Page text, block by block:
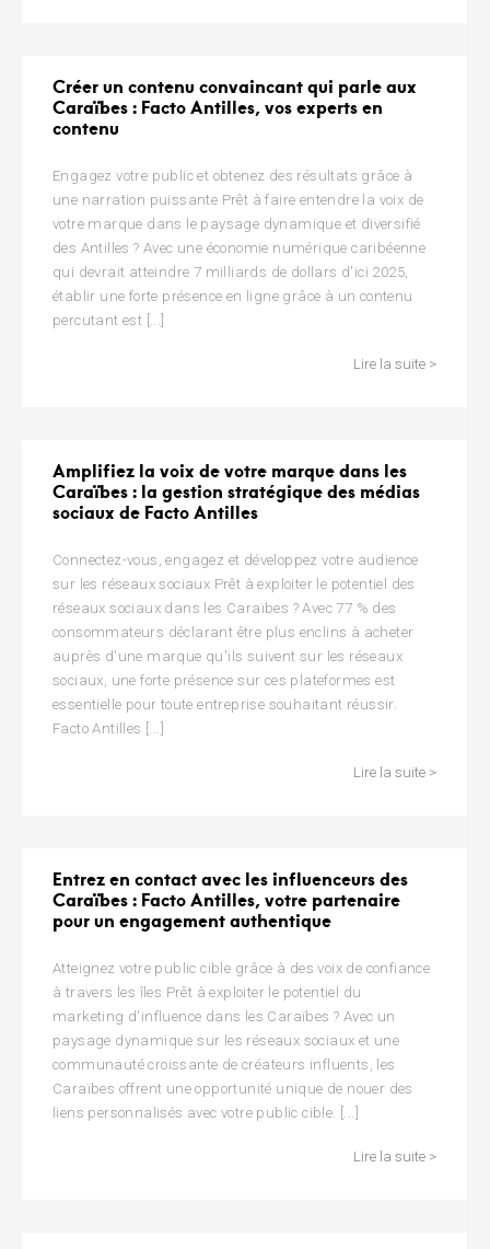
Créer un contenu convaincant qui parle aux
Caraïbes : Facto Antilles, vos experts en
contenu
Engagez votre public et obtenez des résultats grâce à
une narration puissante Prêt à faire entendre la voix de
votre marque dans le paysage dynamique et diversifié
des Antilles ? Avec une économie numérique caribéenne
qui devrait atteindre 7 milliards de dollars d'ici 2025,
établir une forte présence en ligne grâce à un contenu
percutant est [...]
Lire la suite >
Amplifiez la voix de votre marque dans les
Caraïbes : la gestion stratégique des médias
sociaux de Facto Antilles
Connectez-vous, engagez et développez votre audience
sur les réseaux sociaux Prêt à exploiter le potentiel des
réseaux sociaux dans les Caraïbes ? Avec 77 % des
consommateurs déclarant être plus enclins à acheter
auprès d'une marque qu'ils suivent sur les réseaux
sociaux, une forte présence sur ces plateformes est
essentielle pour toute entreprise souhaitant réussir.
Facto Antilles [...]
Lire la suite >
Entrez en contact avec les influenceurs des
Caraïbes : Facto Antilles, votre partenaire
pour un engagement authentique
Atteignez votre public cible grâce à des voix de confiance
à travers les îles Prêt à exploiter le potentiel du
marketing d'influence dans les Caraïbes ? Avec un
paysage dynamique sur les réseaux sociaux et une
communauté croissante de créateurs influents, les
Caraïbes offrent une opportunité unique de nouer des
liens personnalisés avec votre public cible. [...]
Lire la suite >